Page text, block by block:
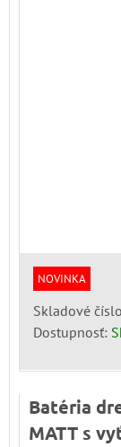
NOVINKA
Skladové
Dostupnosť:
Batéria
MATT s